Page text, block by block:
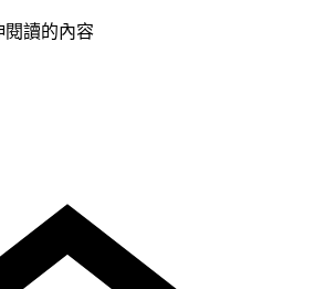
閱讀的內容